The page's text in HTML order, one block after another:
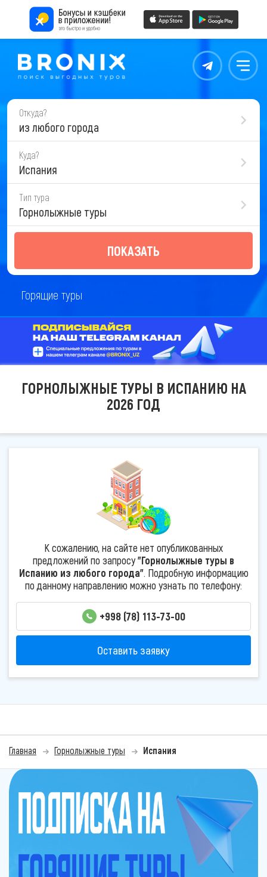
Контакты Меню
Откуда?
из любого города
Куда?
Испания
Тип тура
Горнолыжные туры
ПОКАЗАТЬ
Горящие туры
ГОРНОЛЫЖНЫЕ ТУРЫ В ИСПАНИЮ НА
2026 ГОД
К сожалению, на сайте нет опубликованных
предложений по запросу"Горнолыжные туры в
Испанию из любого города". Подробную информацию
по данному направлению можно узнать по телефону:
+998 (78) 113-73-00
Оставить заявку
Главная Горнолыжные туры Испания